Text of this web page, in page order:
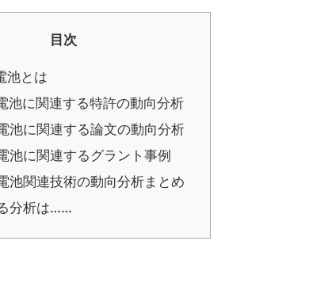
目次
池とは
池に関連する特許の動向分析
池に関連する論文の動向分析
池に関連するグラント事例
池関連技術の動向分析まとめ
分析は……